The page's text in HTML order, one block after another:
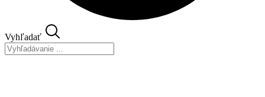
Vyhľadať